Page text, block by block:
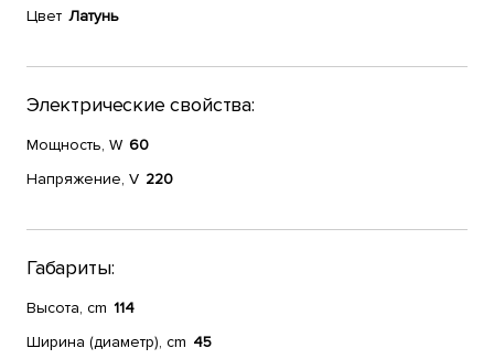
Цвет Латунь
Электрические свойства:
Мощность, W 60
Напряжение, V 220
Габариты:
Высота, cm 114
Ширина (диаметр), cm 45